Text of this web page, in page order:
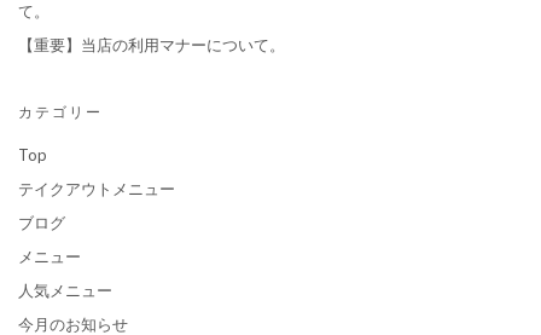
て。
【重要】当店の利用マナーについて。
カテゴリー
Top
テイクアウトメニュー
ブログ
メニュー
人気メニュー
今月のお知らせ